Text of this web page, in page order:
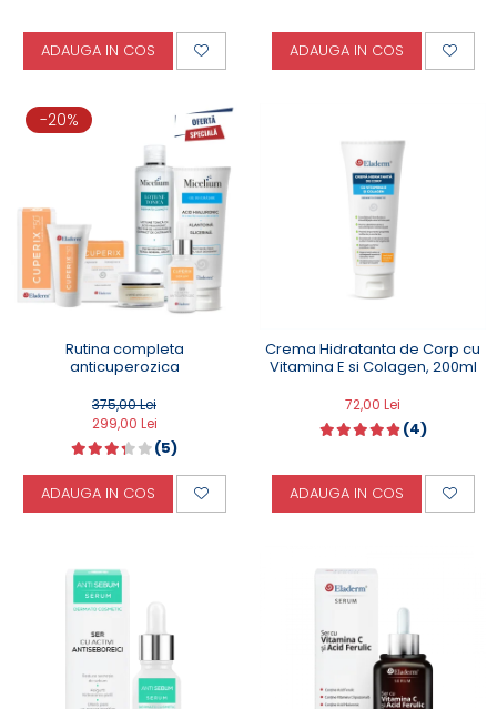
ADAUGA IN COS ADAUGA IN COS
-20%
Rutina completa
anticuperozica
375,00 Lei
299,00 Lei
(5)
ADAUGA IN COS
Crema Hidratanta de Corp cu
Vitamina E si Colagen, 200ml
72,00 Lei
(4)
ADAUGA IN COS